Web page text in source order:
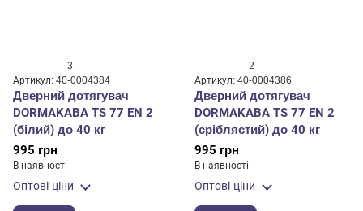
3
Артикул: 40-0004384
Дверний дотягувач
DORMAKABA TS 77 EN 2
(білий) до 40 кг
995 грн
В наявності
Оптові ціни
2
Артикул: 40-0004386
Дверний дотягувач
DORMAKABA TS 77 EN 2
(сріблястий) до 40 кг
995 грн
В наявності
Оптові ціни